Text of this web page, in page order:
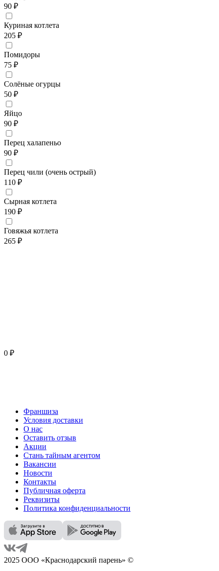
90 ₽
Куриная котлета
205 ₽
Помидоры
75 ₽
Солёные огурцы
50 ₽
Яйцо
90 ₽
Перец халапеньо
90 ₽
Перец чили (очень острый)
110 ₽
Сырная котлета
190 ₽
Говяжья котлета
265 ₽
0 ₽
Франшиза
Условия доставки
О нас
Оставить отзыв
Акции
Стань тайным агентом
Вакансии
Новости
Контакты
Публичная оферта
Реквизиты
Политика конфиденциальности
2025 ООО «Краснодарский парень» ©